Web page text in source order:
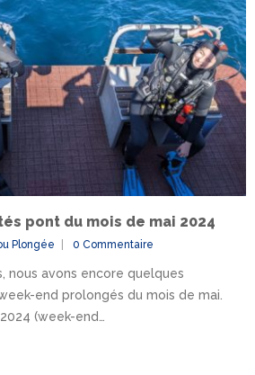
pont du mois de mai 2024
Plongée 0 Commentaire
nous avons encore quelques
end prolongés du mois de mai.
(week-end…